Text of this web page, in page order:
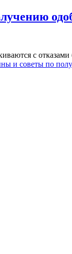
с отказами
и советы по